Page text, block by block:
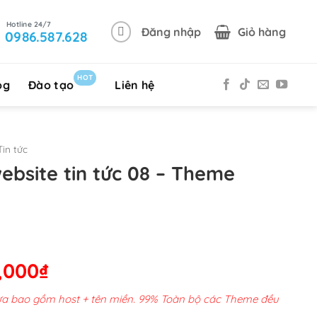
0986.587.628 Đăng nhập Giỏ hàng
Đào tạo
HOT
Liên hệ
tức
tin tức 08 – Theme
₫Giá
hiện
tại
bao gồm host + tên miền. 99% Toàn bộ các Theme đều